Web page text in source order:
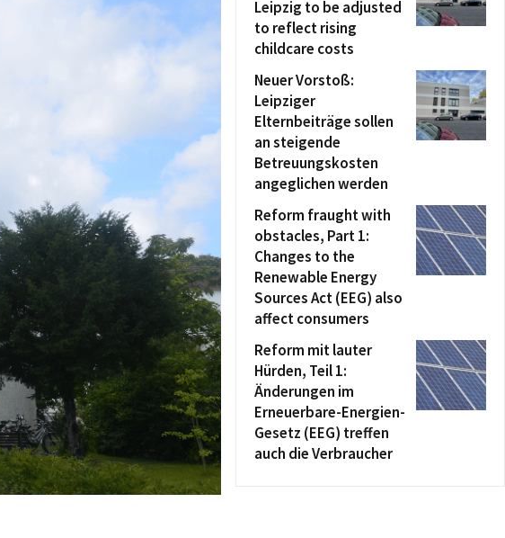
Leipzig to be adjusted
to reflect rising
childcare costs
Neuer Vorstoß:
Leipziger
Elternbeiträge sollen
an steigende
Betreuungskosten
angeglichen werden
Reform fraught with
obstacles, Part 1:
Changes to the
Renewable Energy
Sources Act (EEG) also
affect consumers
Reform mit lauter
Hürden, Teil 1:
Änderungen im
Erneuerbare-Energien-
Gesetz (EEG) treffen
auch die Verbraucher